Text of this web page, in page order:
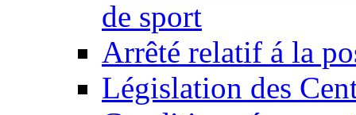
de sport
Arrêté relatif á la
Législation des